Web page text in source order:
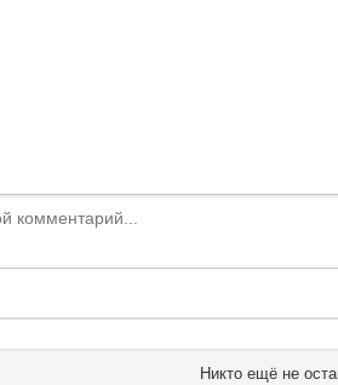
Никто ещё не